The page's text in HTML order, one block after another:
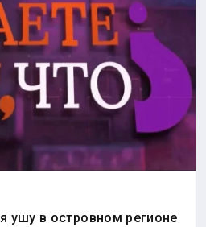
ушу в островном регионе